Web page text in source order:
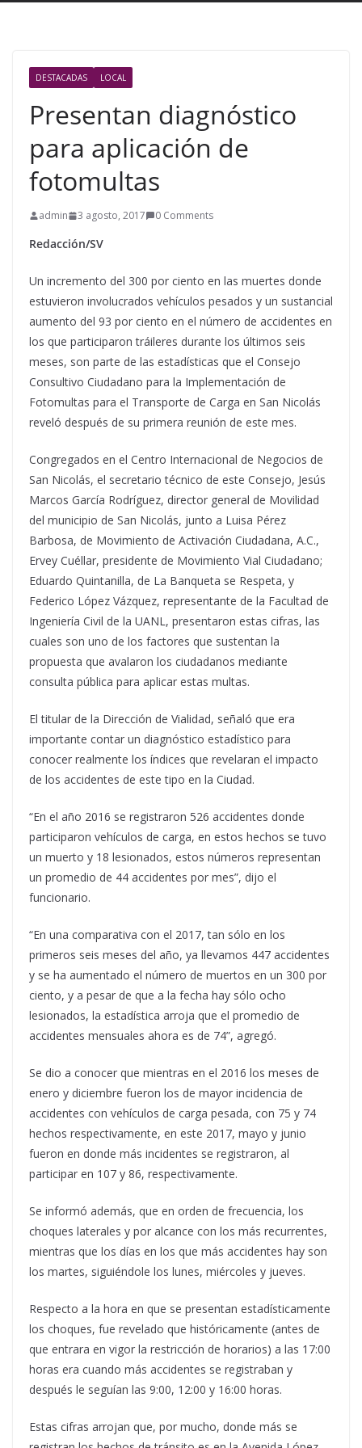
DESTACADAS LOCAL
Presentan diagnóstico
para aplicación de
fotomultas
admin 3 agosto, 2017 0 Comments
Redacción/SV
Un incremento del 300 por ciento en las muertes donde
estuvieron involucrados vehículos pesados y un sustancial
aumento del 93 por ciento en el número de accidentes en
los que participaron tráileres durante los últimos seis
meses, son parte de las estadísticas que el Consejo
Consultivo Ciudadano para la Implementación de
Fotomultas para el Transporte de Carga en San Nicolás
reveló después de su primera reunión de este mes.
Congregados en el Centro Internacional de Negocios de
San Nicolás, el secretario técnico de este Consejo, Jesús
Marcos García Rodríguez, director general de Movilidad
del municipio de San Nicolás, junto a Luisa Pérez
Barbosa, de Movimiento de Activación Ciudadana, A.C.,
Ervey Cuéllar, presidente de Movimiento Vial Ciudadano;
Eduardo Quintanilla, de La Banqueta se Respeta, y
Federico López Vázquez, representante de la Facultad de
Ingeniería Civil de la UANL, presentaron estas cifras, las
cuales son uno de los factores que sustentan la
propuesta que avalaron los ciudadanos mediante
consulta pública para aplicar estas multas.
El titular de la Dirección de Vialidad, señaló que era
importante contar un diagnóstico estadístico para
conocer realmente los índices que revelaran el impacto
de los accidentes de este tipo en la Ciudad.
“En el año 2016 se registraron 526 accidentes donde
participaron vehículos de carga, en estos hechos se tuvo
un muerto y 18 lesionados, estos números representan
un promedio de 44 accidentes por mes”, dijo el
funcionario.
“En una comparativa con el 2017, tan sólo en los
primeros seis meses del año, ya llevamos 447 accidentes
y se ha aumentado el número de muertos en un 300 por
ciento, y a pesar de que a la fecha hay sólo ocho
lesionados, la estadística arroja que el promedio de
accidentes mensuales ahora es de 74”, agregó.
Se dio a conocer que mientras en el 2016 los meses de
enero y diciembre fueron los de mayor incidencia de
accidentes con vehículos de carga pesada, con 75 y 74
hechos respectivamente, en este 2017, mayo y junio
fueron en donde más incidentes se registraron, al
participar en 107 y 86, respectivamente.
Se informó además, que en orden de frecuencia, los
choques laterales y por alcance con los más recurrentes,
mientras que los días en los que más accidentes hay son
los martes, siguiéndole los lunes, miércoles y jueves.
Respecto a la hora en que se presentan estadísticamente
los choques, fue revelado que históricamente (antes de
que entrara en vigor la restricción de horarios) a las 17:00
horas era cuando más accidentes se registraban y
después le seguían las 9:00, 12:00 y 16:00 horas.
Estas cifras arrojan que, por mucho, donde más se